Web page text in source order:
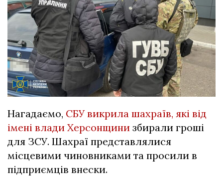
Нагадаємо, СБУ викрила шахраїв, які від
імені влади Херсонщини збирали гроші
для ЗСУ. Шахраї представлялися
місцевими чиновниками та просили в
підприємців внески.